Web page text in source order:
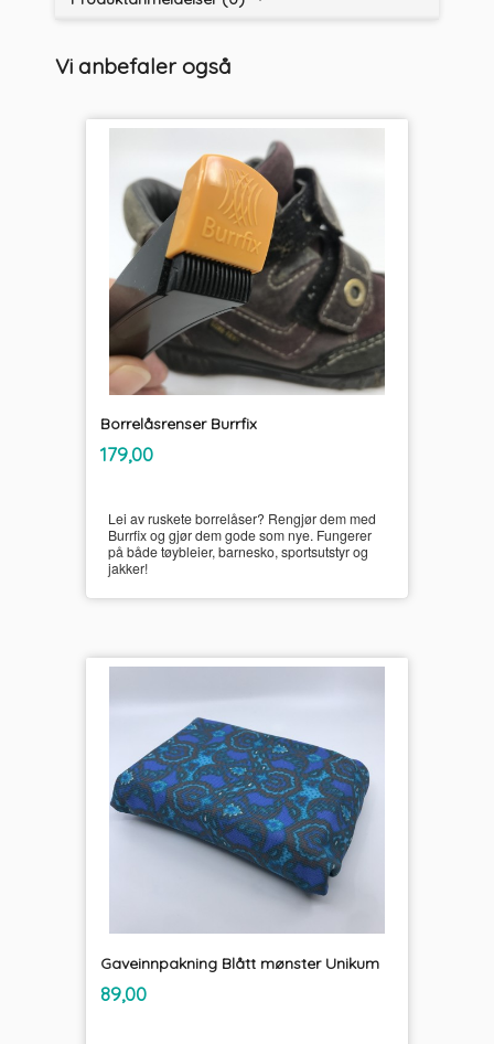
Vi anbefaler også
Borrelåsrenser Burrfix
Pris
179,00mva.
Lei av ruskete borrelåser? Rengjør dem med
Burrfix og gjør dem gode som nye. Fungerer
på både tøybleier, barnesko, sportsutstyr og
jakker!
Gaveinnpakning Blått mønster Unikum
Pris
89,00mva.